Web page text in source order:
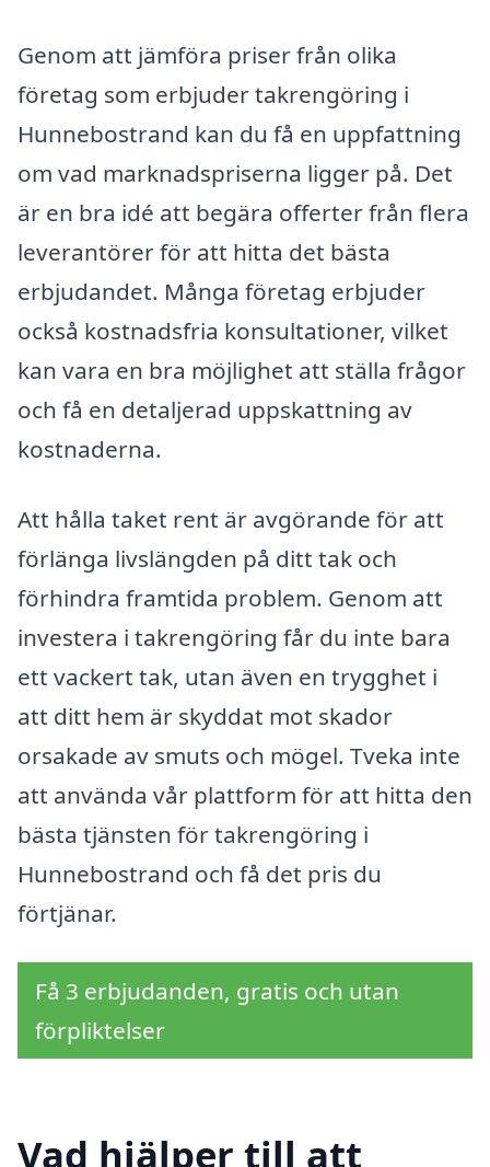
Genom att jämföra priser från olika
företag som erbjuder takrengöring i
Hunnebostrand kan du få en uppfattning
om vad marknadspriserna ligger på. Det
är en bra idé att begära offerter från flera
leverantörer för att hitta det bästa
erbjudandet. Många företag erbjuder
också kostnadsfria konsultationer, vilket
kan vara en bra möjlighet att ställa frågor
och få en detaljerad uppskattning av
kostnaderna.
Att hålla taket rent är avgörande för att
förlänga livslängden på ditt tak och
förhindra framtida problem. Genom att
investera i takrengöring får du inte bara
ett vackert tak, utan även en trygghet i
att ditt hem är skyddat mot skador
orsakade av smuts och mögel. Tveka inte
att använda vår plattform för att hitta den
bästa tjänsten för takrengöring i
Hunnebostrand och få det pris du
förtjänar.
Få 3 erbjudanden, gratis och utan
förpliktelser
Vad hjälper till att